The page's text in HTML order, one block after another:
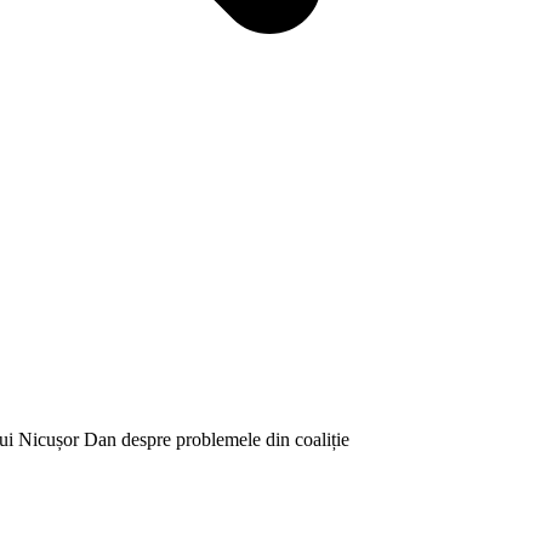
Nicușor Dan despre problemele din coaliție